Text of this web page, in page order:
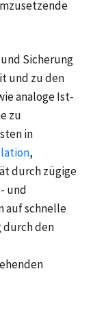
Sicherung
und zu den
analoge Ist-
zu
in
,
durch zügige
und
auf schnelle
durch den